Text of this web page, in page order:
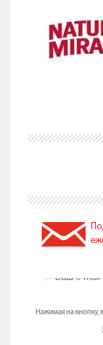
Нажимая на кнопку,